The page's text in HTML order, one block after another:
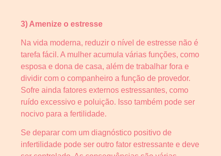
3) Amenize o estresse
Na vida moderna, reduzir o nível de estresse não é
tarefa fácil. A mulher acumula várias funções, como
esposa e dona de casa, além de trabalhar fora e
dividir com o companheiro a função de provedor.
Sofre ainda fatores externos estressantes, como
ruído excessivo e poluição. Isso também pode ser
nocivo para a fertilidade.
Se deparar com um diagnóstico positivo de
infertilidade pode ser outro fator estressante e deve